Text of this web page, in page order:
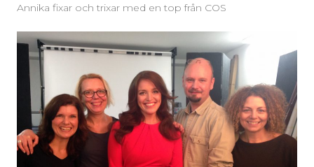
Annika fixar och trixar med en top från COS